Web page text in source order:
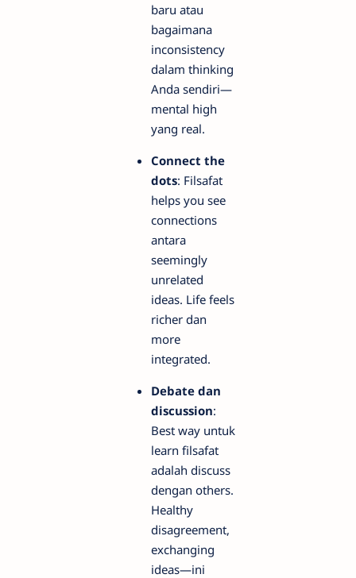
baru atau
bagaimana
inconsistency
dalam thinking
Anda sendiri—
mental high
yang real.
Connect the
dots: Filsafat
helps you see
connections
antara
seemingly
unrelated
ideas. Life feels
richer dan
more
integrated.
Debate dan
discussion:
Best way untuk
learn filsafat
adalah discuss
dengan others.
Healthy
disagreement,
exchanging
ideas—ini